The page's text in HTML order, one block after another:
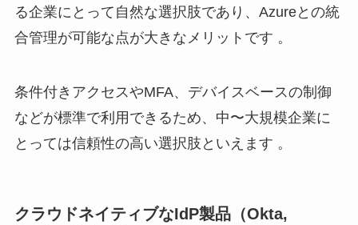
る企業にとって自然な選択肢であり、Azureとの統
合管理が可能な点が大きなメリットです 。
条件付きアクセスやMFA、デバイスベースの制御
などが標準で利用できるため、中〜大規模企業に
とっては信頼性の高い選択肢といえます 。
クラウドネイティブなIdP製品（Okta,